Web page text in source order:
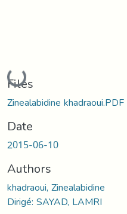
Loading...
Files
Zinealabidine khadraoui.PDF
Date
2015-06-10
Authors
khadraoui, Zinealabidine
Dirigé: SAYAD, LAMRI